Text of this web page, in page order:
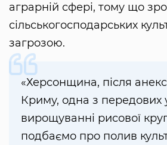
аграрній сфері, тому що
сільськогосподарських
загрозою.
«Херсонщина, після
Криму, одна з передових
вирощуванні рисової
подбаємо про полив